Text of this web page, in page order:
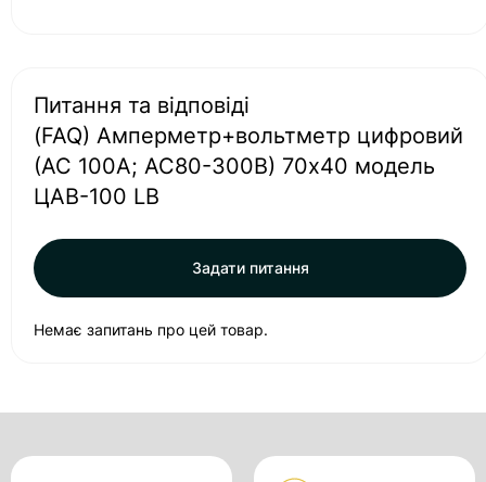
Питання та відповіді
(FAQ) Амперметр+вольтметр цифровий
(АС 100А; АС80-300В) 70х40 модель
ЦАВ-100 LB
Задати питання
Немає запитань про цей товар.